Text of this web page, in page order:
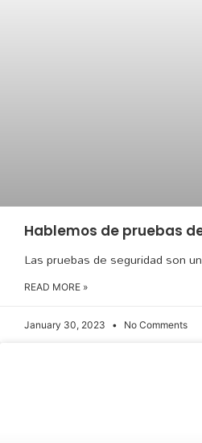
Hablemos de pruebas
Las pruebas de seguridad son
READ MORE »
January 30, 2023 No Comments